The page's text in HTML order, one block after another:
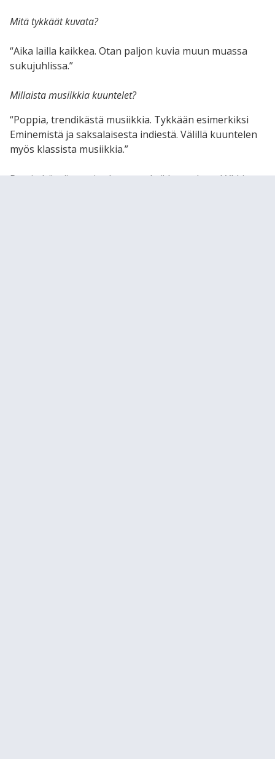
Mitä tykkäät kuvata?
“Aika lailla kaikkea. Otan paljon kuvia muun muassa
sukujuhlissa.”
Millaista musiikkia kuuntelet?
“Poppia, trendikästä musiikkia. Tykkään esimerkiksi
Eminemistä ja saksalaisesta indiestä. Välillä kuuntelen
myös klassista musiikkia.”
Pyysin häntä suosittelemaan yhtä kappaletta LYLLin